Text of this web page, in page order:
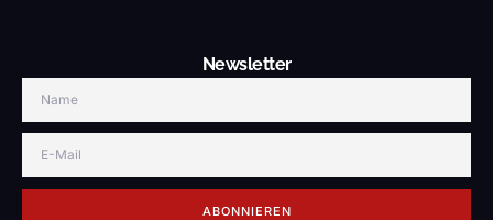
Newsletter
ABONNIEREN